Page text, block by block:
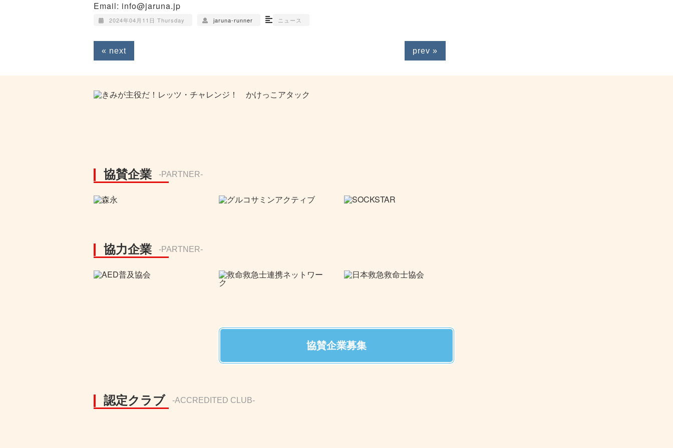
Email: info@jaruna.jp
2024年04月11日 Thursday jaruna-runner ニュース
« next prev »
協賛企業 -PARTNER-
協力企業 -PARTNER-
協賛企業募集
認定クラブ -ACCREDITED CLUB-